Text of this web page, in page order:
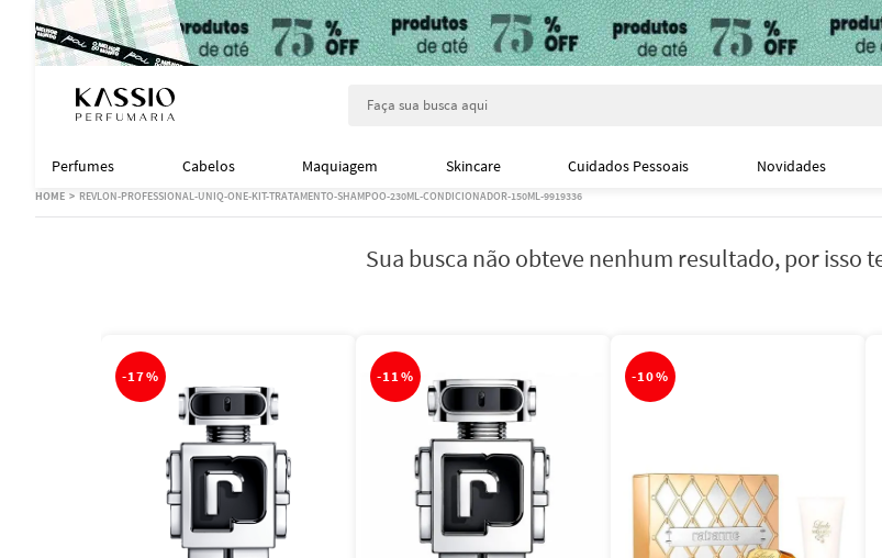
Perfumes Cabelos Maquiagem Skincare Cuidados Pessoais Novidades
REVLON-PROFESSIONAL-UNIQ-ONE-KIT-TRATAMENTO-SHAMPOO-230ML-CONDICIONADOR-150ML-9919336
Sua busca não obteve nenhum resultado, por isso
-17% -11% -10%